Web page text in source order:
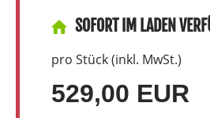
SOFORT IM LADEN
pro Stück (inkl. MwSt.)
529,00 EUR